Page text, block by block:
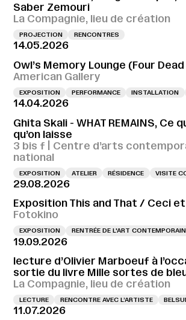
Saber Zemouri
La Compagnie, lieu de création
PROJECTION RENCONTRES
14.05.2026
Owl’s Memory Lounge (Four
American Gallery
EXPOSITION PERFORMANCE INSTALLATION
14.04.2026
Ghita Skali - WHAT REMAINS, Ce
qu’on laisse
3 bis f | Centre d’arts
national
EXPOSITION ATELIER RÉSIDENCE VISITE
29.08.2026
Exposition This and That / Ceci
Fotokino
EXPOSITION RENTRÉE DE L'ART CONTEMPORAIN
19.09.2026
lecture d’Olivier Marboeuf à
sortie du livre Mille sortes de
La Compagnie, lieu de création
LECTURE RENCONTRE AVEC L’ARTISTE
11.07.2026